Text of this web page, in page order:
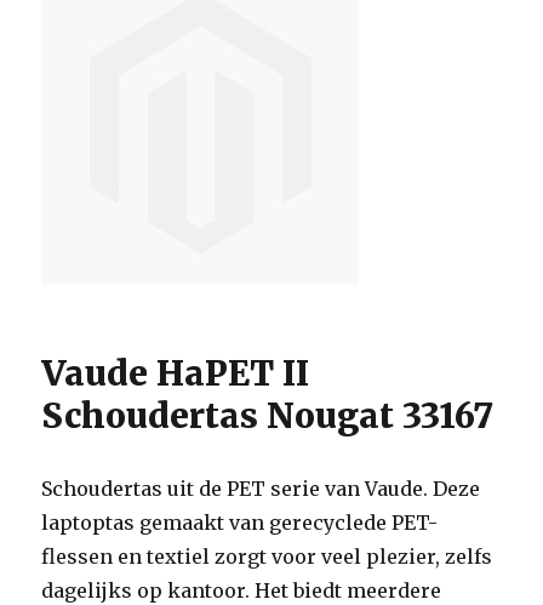
Vaude HaPET II
Schoudertas Nougat 33167
Schoudertas uit de PET serie van Vaude. Deze
laptoptas gemaakt van gerecyclede PET-
flessen en textiel zorgt voor veel plezier, zelfs
dagelijks op kantoor. Het biedt meerdere